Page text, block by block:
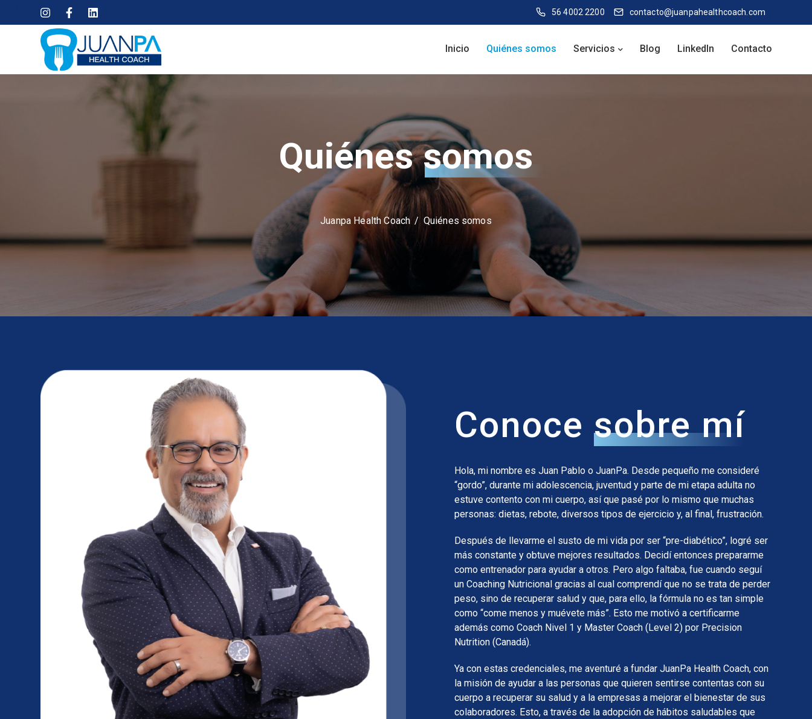
56 4002 2200 contacto@juanpahealthcoach.com
Inicio Quiénes somos Servicios Blog LinkedIn Contacto
Quiénessomos
Juanpa Health Coach / Quiénes somos
Conoce sobre mí
Hola, mi nombre es Juan Pablo o JuanPa. Desde pequeño me consideré
“gordo”, durante mi adolescencia, juventud y parte de mi etapa adulta no
estuve contento con mi cuerpo, así que pasé por lo mismo que muchas
personas: dietas, rebote, diversos tipos de ejercicio y, al final, frustración.
Después de llevarme el susto de mi vida por ser “pre-diabético”, logré ser
más constante y obtuve mejores resultados. Decidí entonces prepararme
como entrenador para ayudar a otros. Pero algo faltaba, fue cuando seguí
un Coaching Nutricional gracias al cual comprendí que no se trata de perder
peso, sino de recuperar salud y que, para ello, la fórmula no es tan simple
como “come menos y muévete más”. Esto me motivó a certificarme
además como Coach Nivel 1 y Master Coach (Level 2) por Precision
Nutrition (Canadá).
Ya con estas credenciales, me aventuré a fundar JuanPa Health Coach, con
la misión de ayudar a las personas que quieren sentirse contentas con su
cuerpo a recuperar su salud y a la empresas a mejorar el bienestar de sus
colaboradores. Esto, a través de la adopción de hábitos saludables que